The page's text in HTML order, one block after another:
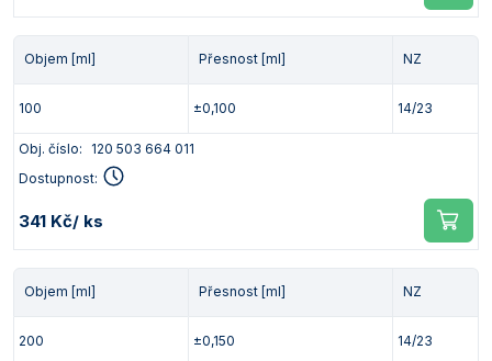
Objem [ml] Přesnost [ml] NZ
100 ±0,100 14/23
Obj. číslo:
120 503 664 011
Dostupnost:
341 Kč/ ks
Objem [ml] Přesnost [ml] NZ
200 ±0,150 14/23